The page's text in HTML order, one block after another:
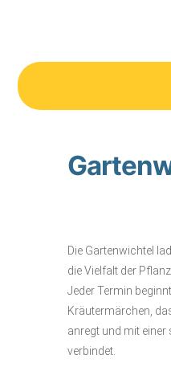
Die Gartenwichtel
die Vielfalt der
Jeder Termin
Kräutermärchen,
anregt und mit
verbindet.